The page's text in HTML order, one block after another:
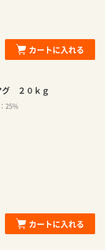
カートに入れる
グ ２０ｋｇ
25%
カートに入れる